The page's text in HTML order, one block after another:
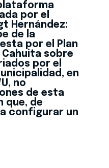
por el
Hernández:
de la
por el Plan
sobre
por el
en
no
de esta
que, de
configurar un